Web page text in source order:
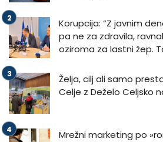
Korupcija: “Z javnim
pa ne za zdravila,
oziroma za lastni žep.
Želja, cilj ali samo
Celje z Deželo Celjsko
Mrežni marketing po